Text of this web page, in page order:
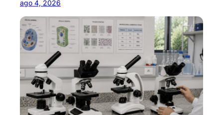
ago 4, 2026